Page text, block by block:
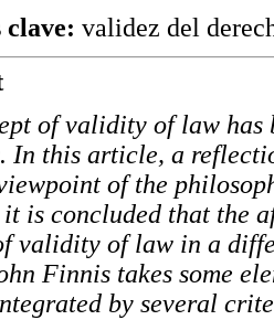
clave: validez del
of validity of law
In this article, a
of the
it is concluded that the
validity of law in a
Finnis takes some
by several